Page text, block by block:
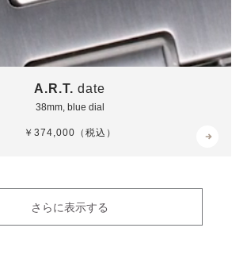
A.R.T. date
38mm, blue dial
Regular
￥374,000（税込）
さらに表示する